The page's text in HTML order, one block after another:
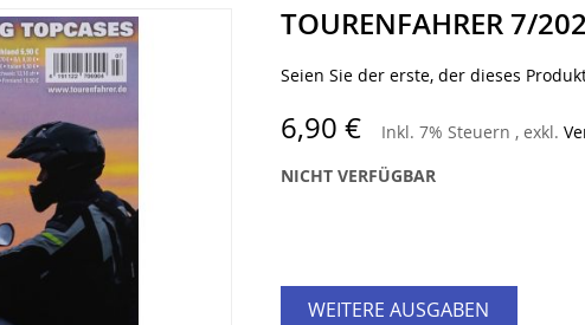
TOURENFAHRER 7/
Seien Sie der erste, der dieses
6,90 € Inkl. 7% Steuern , exkl.
NICHT VERFÜGBAR
WEITERE AUSGABEN